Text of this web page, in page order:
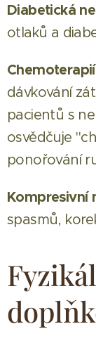
Diabetická
otlaků a
dávkování
pacientů s
osvědčuje
ponořování
Kompresivní
spasmů,